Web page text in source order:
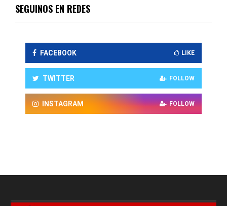
SEGUINOS EN REDES
FACEBOOK LIKE
TWITTER FOLLOW
INSTAGRAM FOLLOW